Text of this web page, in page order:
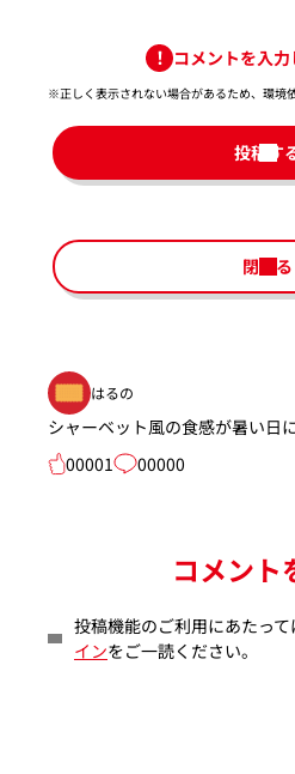
コメントを入
※正しく表示されない場合があるため、環境
投稿す
閉じる
はるの
シャーベット風の食感が暑い日
00001
00000
コメント
投稿機能のご利用にあたって
インをご一読ください。